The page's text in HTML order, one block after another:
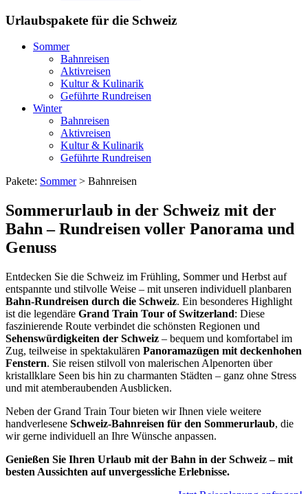
Urlaubspakete für die Schweiz
Sommer
Bahnreisen
Aktivreisen
Kultur & Kulinarik
Geführte Rundreisen
Winter
Bahnreisen
Aktivreisen
Kultur & Kulinarik
Geführte Rundreisen
Pakete: Sommer> Bahnreisen
Sommerurlaub in der Schweiz mit der
Bahn – Rundreisen voller Panorama und
Genuss
Entdecken Sie die Schweiz im Frühling, Sommer und Herbst auf
entspannte und stilvolle Weise – mit unseren individuell planbaren
Bahn-Rundreisen durch die Schweiz. Ein besonderes Highlight
ist die legendäre Grand Train Tour of Switzerland: Diese
faszinierende Route verbindet die schönsten Regionen und
Sehenswürdigkeiten der Schweiz – bequem und komfortabel im
Zug, teilweise in spektakulären Panoramazügen mit deckenhohen
Fenstern. Sie reisen stilvoll von malerischen Alpenorten über
kristallklare Seen bis hin zu charmanten Städten – ganz ohne Stress
und mit atemberaubenden Ausblicken.
Neben der Grand Train Tour bieten wir Ihnen viele weitere
handverlesene Schweiz-Bahnreisen für den Sommerurlaub, die
wir gerne individuell an Ihre Wünsche anpassen.
Genießen Sie Ihren Urlaub mit der Bahn in der Schweiz – mit
besten Aussichten auf unvergessliche Erlebnisse.